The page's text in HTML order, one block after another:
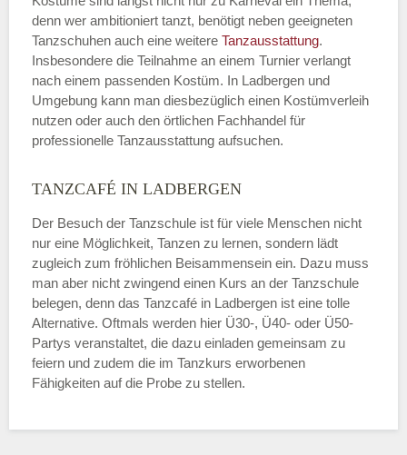
denn wer ambitioniert tanzt, benötigt neben geeigneten
Tanzschuhen auch eine weitere Tanzausstattung.
Insbesondere die Teilnahme an einem Turnier verlangt
nach einem passenden Kostüm. In Ladbergen und
Umgebung kann man diesbezüglich einen Kostümverleih
nutzen oder auch den örtlichen Fachhandel für
professionelle Tanzausstattung aufsuchen.
TANZCAFÉ IN LADBERGEN
Der Besuch der Tanzschule ist für viele Menschen nicht
nur eine Möglichkeit, Tanzen zu lernen, sondern lädt
zugleich zum fröhlichen Beisammensein ein. Dazu muss
man aber nicht zwingend einen Kurs an der Tanzschule
belegen, denn das Tanzcafé in Ladbergen ist eine tolle
Alternative. Oftmals werden hier Ü30-, Ü40- oder Ü50-
Partys veranstaltet, die dazu einladen gemeinsam zu
feiern und zudem die im Tanzkurs erworbenen
Fähigkeiten auf die Probe zu stellen.